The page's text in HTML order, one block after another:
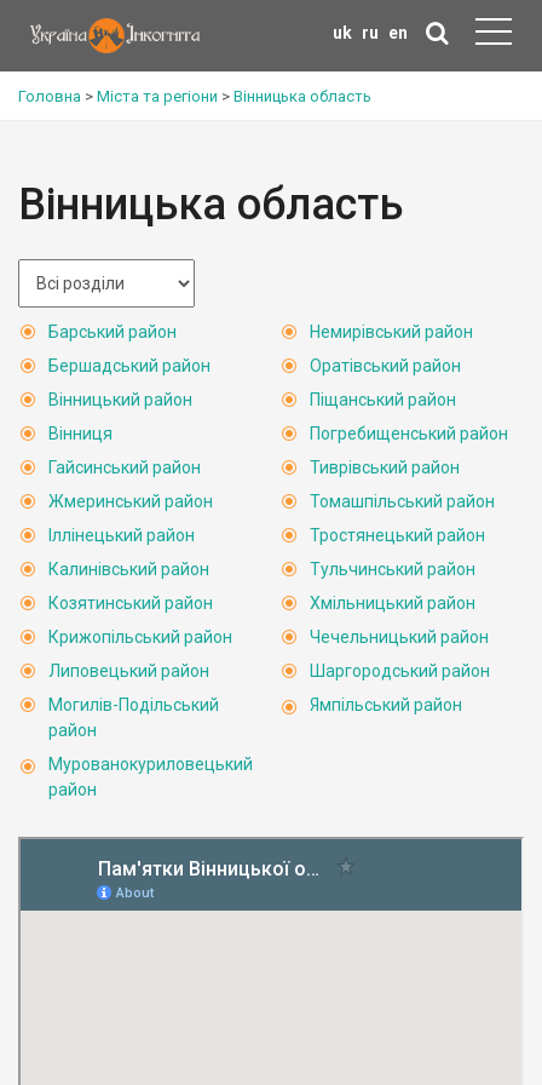
uk ru en
Головна > Міста та регіони > Вінницька область
Вінницька область
Барський район
Бершадський район
Вінницький район
Вінниця
Гайсинський район
Жмеринський район
Іллінецький район
Калинівський район
Козятинський район
Крижопільський район
Липовецький район
Могилів-Подільський
район
Мурованокуриловецький
район
Немирівський район
Оратівський район
Піщанський район
Погребищенський район
Тиврівський район
Томашпільський район
Тростянецький район
Тульчинський район
Хмільницький район
Чечельницький район
Шаргородський район
Ямпільський район